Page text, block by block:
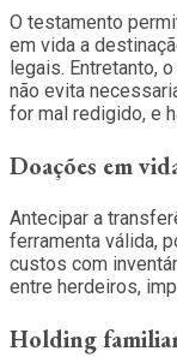
O testamento
em vida a
legais. Entretanto,
não evita
for mal redigido, e
Doações em
Antecipar a
ferramenta válida,
custos com
entre herdeiros,
Holding